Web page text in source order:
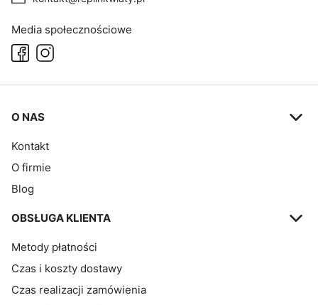
Media społecznościowe
Linki w stopce
O NAS
Kontakt
O firmie
Blog
OBSŁUGA KLIENTA
Metody płatności
Czas i koszty dostawy
Czas realizacji zamówienia